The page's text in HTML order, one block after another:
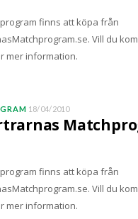
finns att köpa från
Vill du
mer information.
18/04/2010
finns att köpa från
Vill du
mer information.